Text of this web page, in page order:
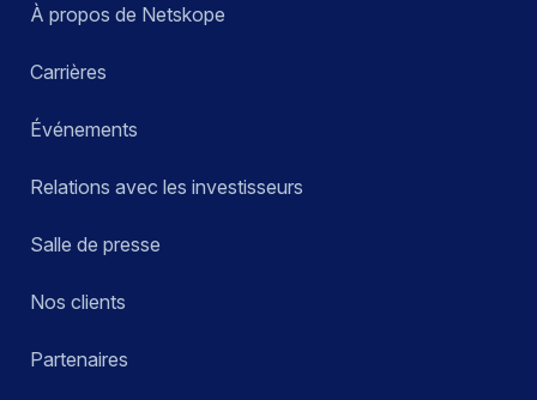
À propos de Netskope
Carrières
Événements
Relations avec les investisseurs
Salle de presse
Nos clients
Partenaires